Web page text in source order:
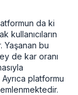
da ki
kullanıcıların
Yaşanan bu
de kar oranı
Ayrıca platformu